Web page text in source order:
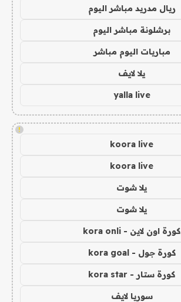
ريال مدريد مباشر اليوم
برشلونة مباشر اليوم
مباريات اليوم مباشر
يلا لايف
yalla live
!
koora live
koora live
يلا شوت
يلا شوت
كورة اون لاين - kora onli
كورة جول - kora goal
كورة ستار - kora star
سوريا لايف